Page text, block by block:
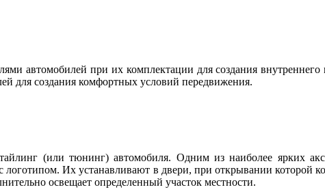
автомобилей при их комплектации для создания
для создания комфортных условий передвижения.
(или тюнинг) автомобиля. Одним из наиболее ярких
Их устанавливают в двери, при открывании которой
освещает определенный участок местности.